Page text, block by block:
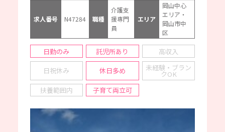
求人番号 N47284 職種
介護支
援専門
員
エリア
岡山中心
エリア・
岡山市中
区
日勤のみ 託児所あり 高収入
日祝休み 休日多め 未経験・ブラン
クOK
扶養範囲内
子育て両立可